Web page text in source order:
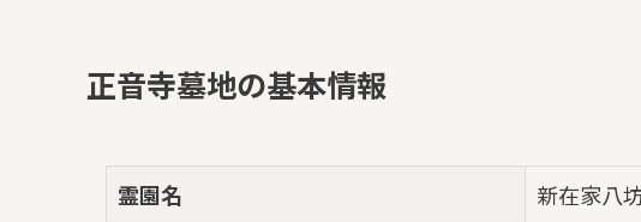
正音寺墓地の基本情報
霊園名
新在家八